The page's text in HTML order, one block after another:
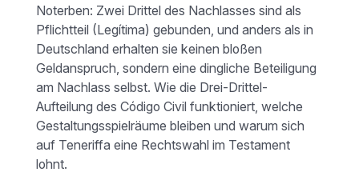
Noterben: Zwei Drittel des Nachlasses sind als
Pflichtteil (Legítima) gebunden, und anders als in
Deutschland erhalten sie keinen bloßen
Geldanspruch, sondern eine dingliche Beteiligung
am Nachlass selbst. Wie die Drei-Drittel-
Aufteilung des Código Civil funktioniert, welche
Gestaltungsspielräume bleiben und warum sich
auf Teneriffa eine Rechtswahl im Testament
lohnt.